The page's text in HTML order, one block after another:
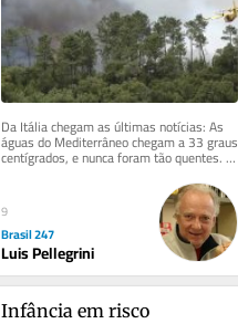
Da Itália chegam as últimas notícias: As
águas do Mediterrâneo chegam a 33 graus
centígrados, e nunca foram tão quentes.
Na Lombardia, o...
9
Brasil 247
Luis Pellegrini
Infância em risco